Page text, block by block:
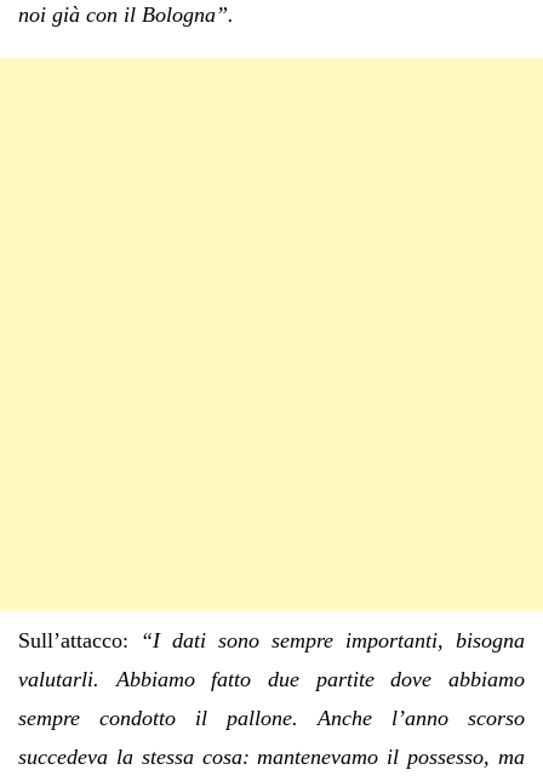
noi già con il Bologna”.
Sull’attacco: “I dati sono sempre importanti, bisogna
valutarli. Abbiamo fatto due partite dove abbiamo
sempre condotto il pallone. Anche l’anno scorso
succedeva la stessa cosa: mantenevamo il possesso, ma